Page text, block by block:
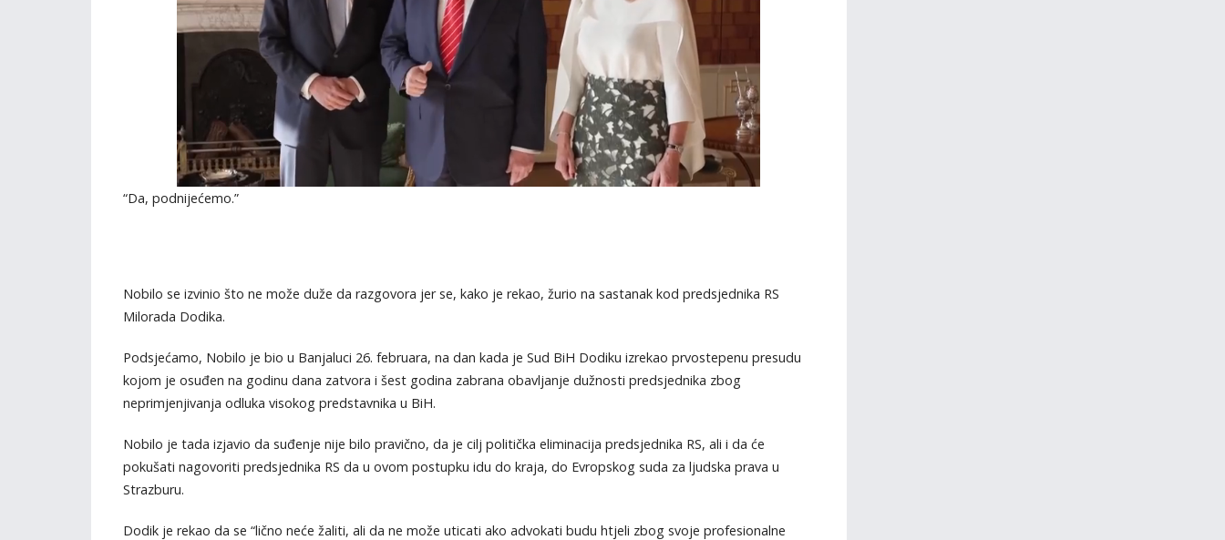
“Da, podnijećemo.”
Nobilo se izvinio što ne može duže da razgovora jer se, kako je rekao, žurio na sastanak kod predsjednika RS
Milorada Dodika.
Podsjećamo, Nobilo je bio u Banjaluci 26. februara, na dan kada je Sud BiH Dodiku izrekao prvostepenu presudu
kojom je osuđen na godinu dana zatvora i šest godina zabrana obavljanje dužnosti predsjednika zbog
neprimjenjivanja odluka visokog predstavnika u BiH.
Nobilo je tada izjavio da suđenje nije bilo pravično, da je cilj politička eliminacija predsjednika RS, ali i da će
pokušati nagovoriti predsjednika RS da u ovom postupku idu do kraja, do Evropskog suda za ljudska prava u
Strazburu.
Dodik je rekao da se “lično neće žaliti, ali da ne može uticati ako advokati budu htjeli zbog svoje profesionalne